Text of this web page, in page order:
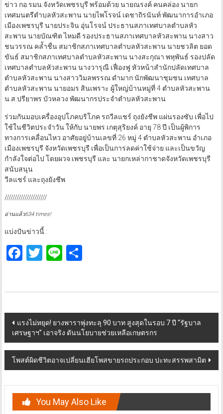
ข่าว กอ.รมน.จังหวัดเพชรบุรี พร้อมด้วย นายณรงค์ คนคล่อง นายก
เทศมนตรีตำบลหัวสะพาน นายไพโรจน์ เดชาถิรนันท์ พัฒนาการอำเภอ
เมืองเพชรบุรี นายประจิน อุ่นโรจน์ ประธานสภาเทศบาลตำบลหัว
สะพาน นายบัณฑิต ไหมดี รองประธานสภาเทศบาลหัวสะพาน นางสาว
ชนวรรณ คล้ำชื่น สมาชิกสภาเทศบาลตำบลหัวสะพาน นายชวลิต ยอด
ขันธ์ สมาชิกสภาเทศบาลตำบลหัวสะพาน นางสะกุณา พหุพันธ์ รองปลัด
เทศบาลตำบลหัวสะพาน นางวารุณี เฟื่องฟู หัวหน้าสำนักปลัดเทศบาล
ตำบลหัวสะพาน นางสาววิมลพรรณ ดำมาก นักพัฒนาชุมชน เทศบาล
ตำบลหัวสะพาน นายอมร สินเพราะ ผู้ใหญ่บ้านหมู่ที่ 4 ตำบลหัวสะพาน
น.ส.ปรียาพร บัวหลวง พัฒนากรประจำตำบลหัวสะพาน
ร่วมกันมอบเครื่องอุปโภคบริโภค รถวีลแชร์ ถุงยังชีพ แผ่นรองซับ เพื่อไป
ใช้ในชีวิตประจำวัน ให้กับ นายพร เกตุสุริยงค์ อายุ 78 ปี เป็นผู้พิการ
ทางการเคลื่อนไหว อาศัยอยู่บ้านเลขที่ 26 หมู่ 4 ตำบลหัวสะพาน อำเภอ
เมืองเพชรบุรี จังหวัดเพชรบุรี เพื่อเป็นการลดค่าใช้จ่าย และเป็นขวัญ
กำลังใจต่อไป โดยผวจ.เพชรบุรี และ นายกเหล่ากาชาดจังหวัดเพชรบุรี
สนับสนุน
วีลแชร์ และถุงยังชีพ
/////////////////////
อ่านแล้ว634 times!
แบ่งปันข่าวนี้ :
Facebook
Twitter
LineShare
Post
navigation
แรงไม่หยุด! ยางพาราพุ่งทะลุ 90 บาท สูงสุดในรอบ 7 ปี “รัฐบาล
เศรษฐาฯ” เอาจริง ดันนโยบายช่วยเหลือเกษตรกร
โพสต์ผิดชีวิตอาจเปลี่ยนเฮียโพสขายรถประกอบ ปะทะสรรพสามิต
You May Also Like